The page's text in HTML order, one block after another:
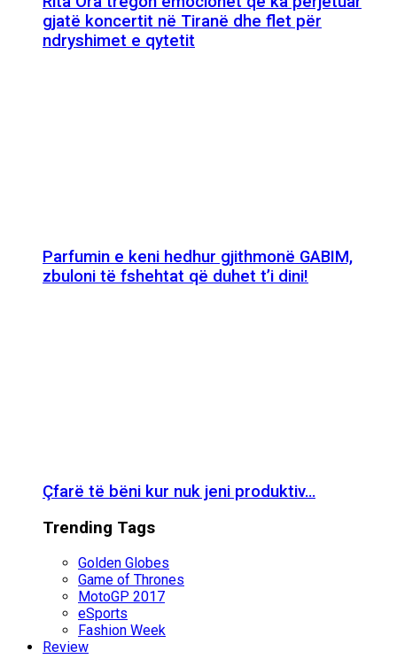
gjatë koncertit në Tiranë dhe flet për
ndryshimet e qytetit
Parfumin e keni hedhur gjithmonë GABIM,
zbuloni të fshehtat që duhet t’i dini!
Çfarë të bëni kur nuk jeni produktiv…
Trending Tags
Golden Globes
Game of Thrones
MotoGP 2017
eSports
Fashion Week
Review